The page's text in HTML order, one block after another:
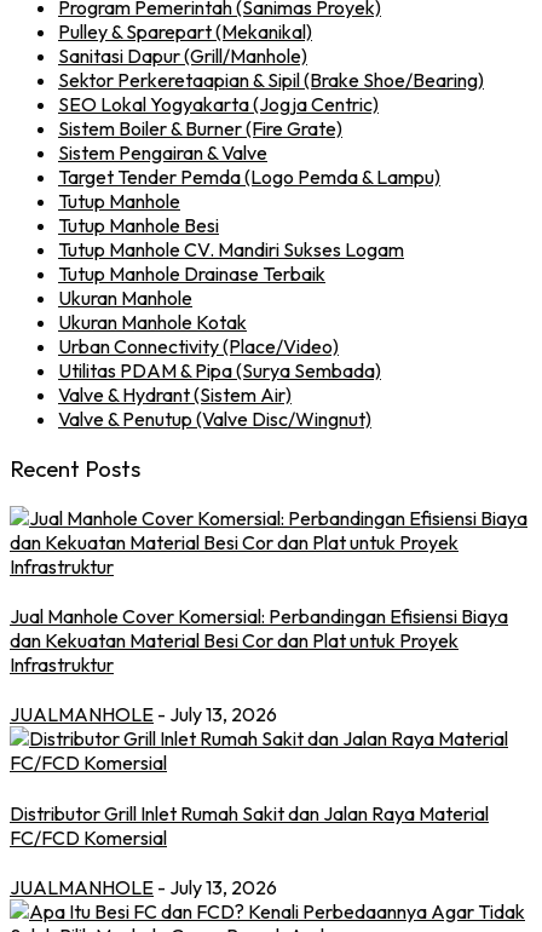
Program Pemerintah (Sanimas Proyek)
Pulley & Sparepart (Mekanikal)
Sanitasi Dapur (Grill/Manhole)
Sektor Perkeretaapian & Sipil (Brake Shoe/Bearing)
SEO Lokal Yogyakarta (Jogja Centric)
Sistem Boiler & Burner (Fire Grate)
Sistem Pengairan & Valve
Target Tender Pemda (Logo Pemda & Lampu)
Tutup Manhole
Tutup Manhole Besi
Tutup Manhole CV. Mandiri Sukses Logam
Tutup Manhole Drainase Terbaik
Ukuran Manhole
Ukuran Manhole Kotak
Urban Connectivity (Place/Video)
Utilitas PDAM & Pipa (Surya Sembada)
Valve & Hydrant (Sistem Air)
Valve & Penutup (Valve Disc/Wingnut)
Recent Posts
Jual Manhole Cover Komersial: Perbandingan Efisiensi Biaya
dan Kekuatan Material Besi Cor dan Plat untuk Proyek
Infrastruktur
JUALMANHOLE - July 13, 2026
Distributor Grill Inlet Rumah Sakit dan Jalan Raya Material
FC/FCD Komersial
JUALMANHOLE - July 13, 2026